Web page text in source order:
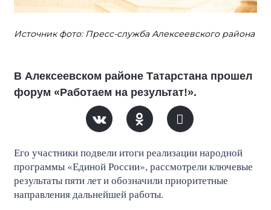
Источник фото: Пресс-служба Алексеевского района
В Алексеевском районе Татарстана прошел
форум «Работаем на результат!».
Его участники подвели итоги реализации народной
программы «Единой России», рассмотрели ключевые
результаты пяти лет и обозначили приоритетные
направления дальнейшей работы.